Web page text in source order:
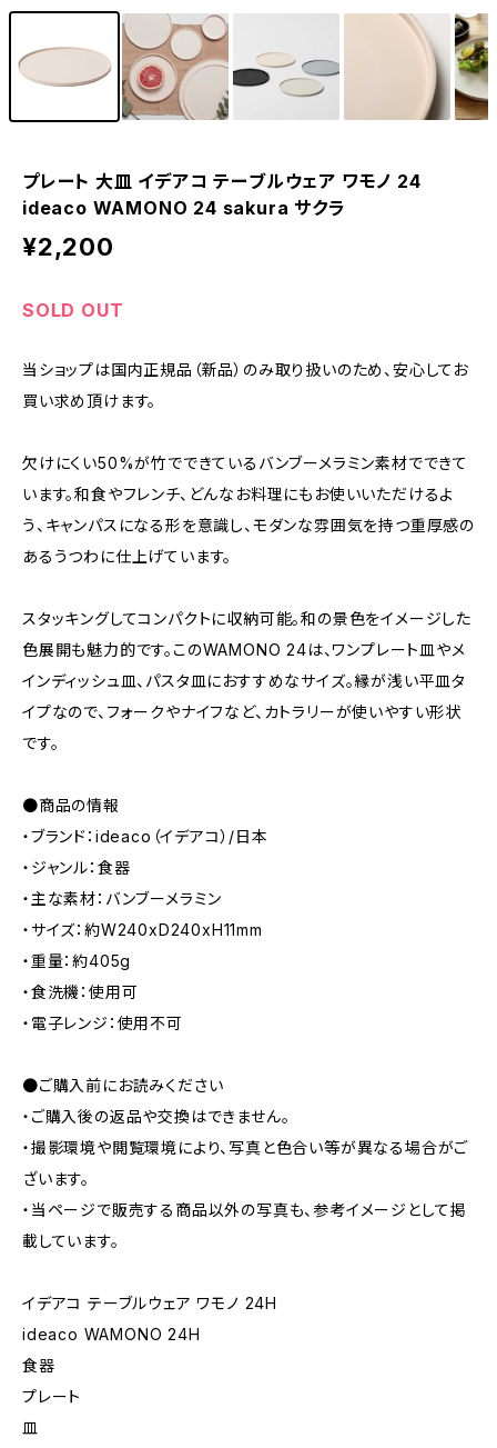
プレート 大皿 イデアコ テーブルウェア ワモノ 24
ideaco WAMONO 24 sakura サクラ
¥2,200
SOLD OUT
当ショップは国内正規品（新品）のみ取り扱いのため、安心してお
買い求め頂けます。
欠けにくい50%が竹でできているバンブーメラミン素材でできて
います。和食やフレンチ、どんなお料理にもお使いいただけるよ
う、キャンパスになる形を意識し、モダンな雰囲気を持つ重厚感の
あるうつわに仕上げています。
スタッキングしてコンパクトに収納可能。和の景色をイメージした
色展開も魅力的です。このWAMONO 24は、ワンプレート皿やメ
インディッシュ皿、パスタ皿におすすめなサイズ。縁が浅い平皿タ
イプなので、フォークやナイフなど、カトラリーが使いやすい形状
です。
●商品の情報
・ブランド：ideaco（イデアコ）/日本
・ジャンル：食器
・主な素材：バンブーメラミン
・サイズ：約W240xD240xH11mm
・重量：約405g
・食洗機：使用可
・電子レンジ：使用不可
●ご購入前にお読みください
・ご購入後の返品や交換はできません。
・撮影環境や閲覧環境により、写真と色合い等が異なる場合がご
ざいます。
・当ページで販売する商品以外の写真も、参考イメージとして掲
載しています。
イデアコ テーブルウェア ワモノ 24H
ideaco WAMONO 24H
食器
プレート
皿